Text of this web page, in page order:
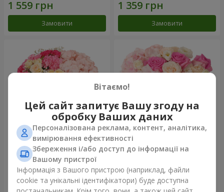
Замовити Замовити
Квіти в коробці "Соломія"
2 066 грн
Композиція "Barbie"
2 479 грн
Вітаємо!
Цей сайт запитує Вашу згоду на
обробку Ваших даних
Персоналізована реклама, контент, аналітика,
вимірювання ефективності
Збереження і/або доступ до інформації на
Вашому пристрої
Інформація з Вашого пристрою (наприклад, файли
cookie та унікальні ідентифікатори) буде доступна